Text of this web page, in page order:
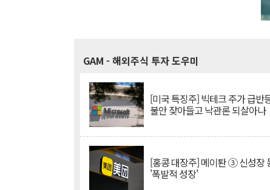
GAM - 해외주식 투자 도우미
[미국 특징주] 빅테크 주가 급반
불안 잦아들고 낙관론 되살아나
[홍콩 대장주] 메이퇀 ③ 신성장
'폭발적 성장'